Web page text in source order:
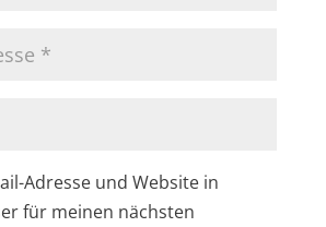
Adresse und Website in
für meinen nächsten